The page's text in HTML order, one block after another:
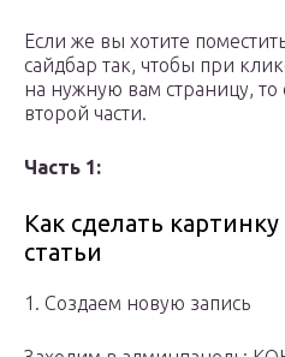
Если же вы хотите
сайдбар так, чтобы при
на нужную вам страницу, то
второй части.
Часть 1:
Как сделать
статьи
1. Создаем новую запись